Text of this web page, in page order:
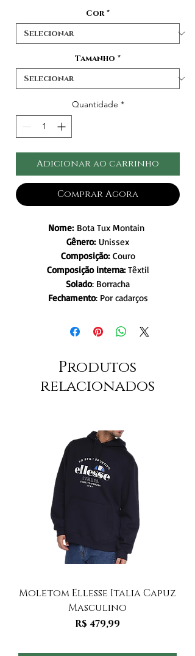
Cor *
Tamanho *
Quantidade *
Adicionar ao carrinho
Comprar Agora
Nome:Bota Tux Montain
Gênero:Unissex
Composição:Couro
Composição interna:Têxtil
Solado: Borracha
Fechamento: Por cadarços
Produtos
relacionados
Moletom Ellesse Italia Capuz
Masculino
Preço
R$ 479,99